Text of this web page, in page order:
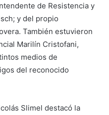
de Resistencia y
y del propio
También estuvieron
Marilín Cristofani,
medios de
del reconocido
Slimel destacó la